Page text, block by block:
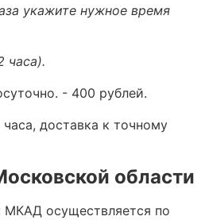
укажите нужное время
часа).
- 400 рублей.
доставка к точному
области
МКАД осуществляется по